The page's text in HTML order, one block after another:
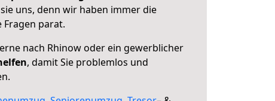
uns, denn wir haben immer die
parat.
nach Rhinow oder ein gewerblicher
, damit Sie problemlos und